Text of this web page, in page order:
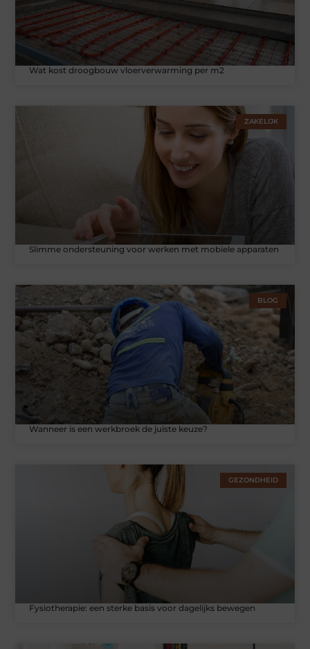
Wat kost droogbouw vloerverwarming per m2
ZAKELIJK
Slimme ondersteuning voor werken met mobiele apparaten
BLOG
Wanneer is een werkbroek de juiste keuze?
GEZONDHEID
Fysiotherapie: een sterke basis voor dagelijks bewegen